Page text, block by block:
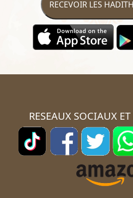
RECEVOIR LES
RESEAUX SOCIAUX